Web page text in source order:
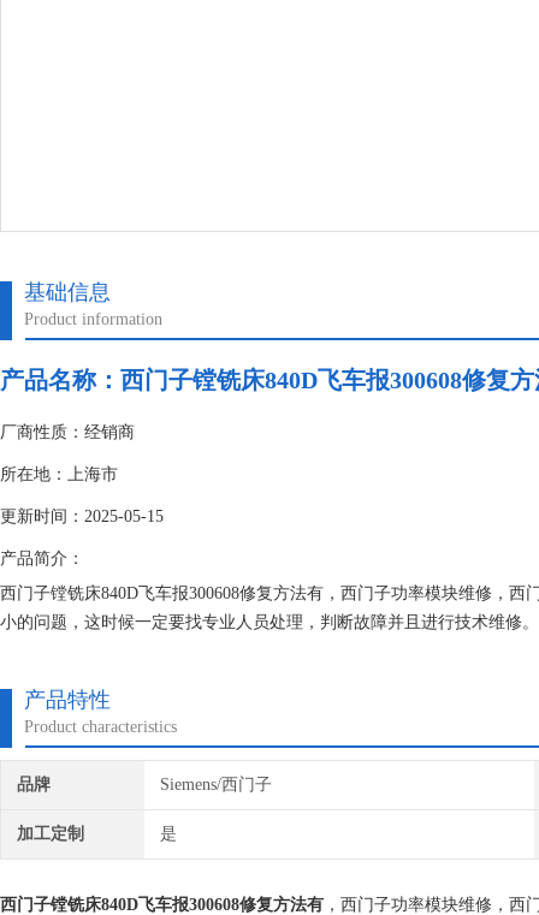
基础信息
Product information
产品名称： 西门子镗铣床840D飞车报300608修复
厂商性质：经销商
所在地：上海市
更新时间：2025-05-15
产品简介：
西门子镗铣床840D飞车报300608修复方法有，西门子功率模块维修，
小的问题，这时候一定要找专业人员处理，判断故障并且进行技术维修。
产品特性
Product characteristics
品牌 Siemens/西门子
加工定制 是
西门子镗铣床840D飞车报300608修复方法有 ，西门子功率模块维修，西